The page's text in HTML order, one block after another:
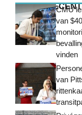
MEEST RECENT
CMU
van
vinden
van